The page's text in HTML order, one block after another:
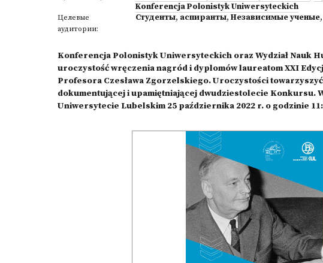
Konferencja Polonistyk Uniwersyteckich
Целевые
аудитории:
Студенты, аспиранты, Независимые ученые,
Konferencja Polonistyk Uniwersyteckich oraz Wydział Nauk
uroczystość wręczenia nagród i dyplomów laureatom XXI
Profesora Czesława Zgorzelskiego. Uroczystości
dokumentującej i upamiętniającej dwudziestolecie Konkursu.
Uniwersytecie Lubelskim 25 października 2022 r. o godzinie